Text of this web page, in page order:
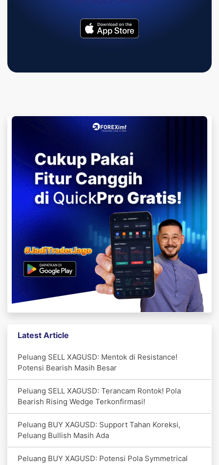
Latest Article
Peluang SELL XAGUSD: Mentok di Resistance!
Potensi Bearish Masih Besar
Peluang SELL XAGUSD: Terancam Rontok! Pola
Bearish Rising Wedge Terkonfirmasi!
Peluang BUY XAGUSD: Support Tahan Koreksi,
Peluang Bullish Masih Ada
Peluang BUY XAGUSD: Potensi Pola Symmetrical